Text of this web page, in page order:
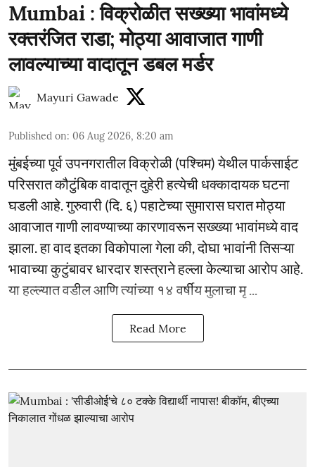
Mumbai : विक्रोळीत सख्ख्या भावांमध्ये
रक्तरंजित राडा; मोठ्या आवाजात गाणी
लावल्याच्या वादातून डबल मर्डर
Mayuri Gawade
Published on: 06 Aug 2026, 8:20 am
मुंबईच्या पूर्व उपनगरातील विक्रोळी (पश्चिम) येथील पार्कसाईट
परिसरात कौटुंबिक वादातून दुहेरी हत्येची धक्कादायक घटना
घडली आहे. गुरुवारी (दि. ६) पहाटेच्या सुमारास घरात मोठ्या
आवाजात गाणी लावण्याच्या कारणावरून सख्ख्या भावांमध्ये वाद
झाला. हा वाद इतका विकोपाला गेला की, दोघा भावांनी तिसऱ्या
भावाच्या कुटुंबावर धारदार शस्त्राने हल्ला केल्याचा आरोप आहे.
या हल्ल्यात वडील आणि त्यांच्या १४ वर्षीय मुलाचा मृ ...
Read More